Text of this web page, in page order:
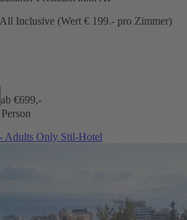
Inclusive (Wert € 199.- pro Zimmer)
ab €699,-
Only Stil-Hotel